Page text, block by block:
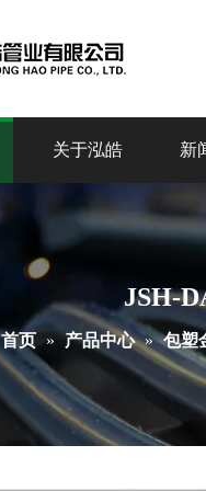
关于泓皓 新
JSH-
首页 » 产品中心 » 包塑